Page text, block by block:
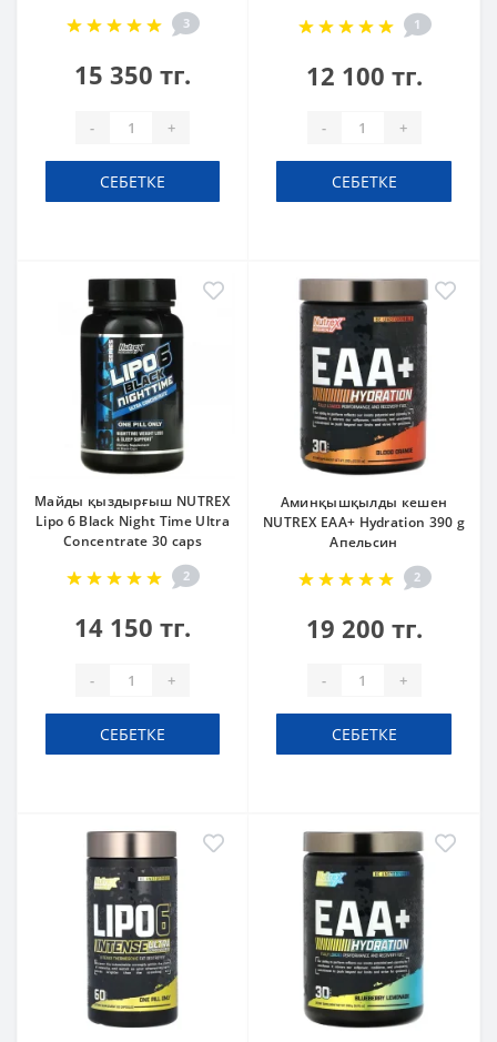
3
15 350 тг.
- +
СЕБЕТКЕ
1
12 100 тг.
- +
СЕБЕТКЕ
Майды қыздырғыш NUTREX
Lipo 6 Black Night Time Ultra
Concentrate 30 caps
2
14 150 тг.
- +
СЕБЕТКЕ
Аминқышқылды кешен
NUTREX EAA+ Hydration 390 g
Апельсин
2
19 200 тг.
- +
СЕБЕТКЕ